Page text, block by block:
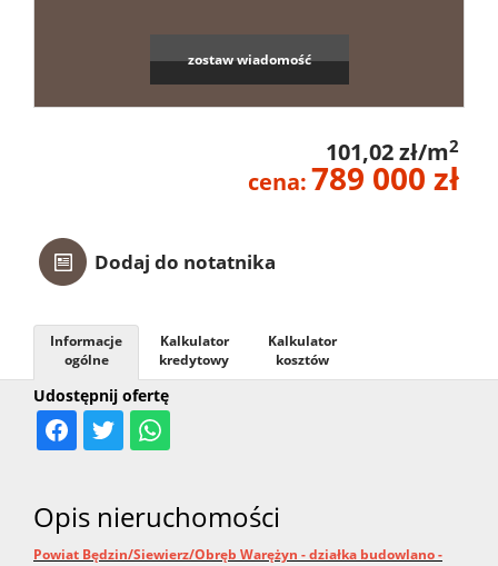
zostaw wiadomość
101,02 zł/m2
cena:789 000 zł
Dodaj do notatnika
Udostępnij ofertę
Informacje
ogólne
Kalkulator
kredytowy
Kalkulator
kosztów
Opis nieruchomości
Powiat Będzin/Siewierz/Obręb Warężyn - działka budowlano -